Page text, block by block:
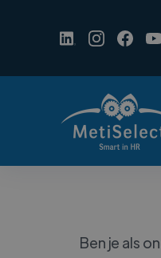
Ben je als